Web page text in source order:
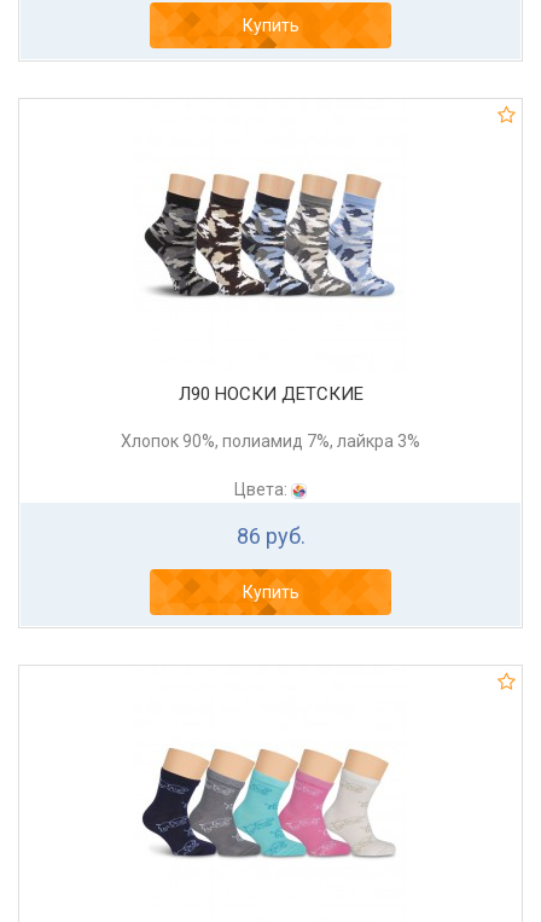
Купить
Л90 НОСКИ ДЕТСКИЕ
Хлопок 90%, полиамид 7%, лайкра 3%
Цвета:
86 руб.
Купить